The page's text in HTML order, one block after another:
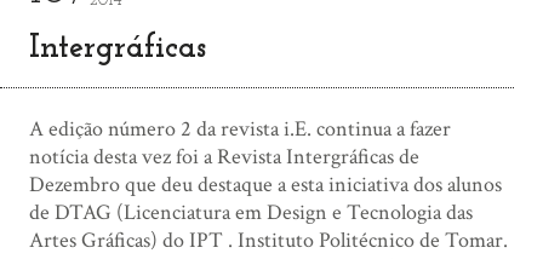
Intergráficas
A edição número 2 da revista i.E. continua a fazer
notícia desta vez foi a Revista Intergráficas de
Dezembro que deu destaque a esta iniciativa dos alunos
de DTAG (Licenciatura em Design e Tecnologia das
Artes Gráficas) do IPT . Instituto Politécnico de Tomar.